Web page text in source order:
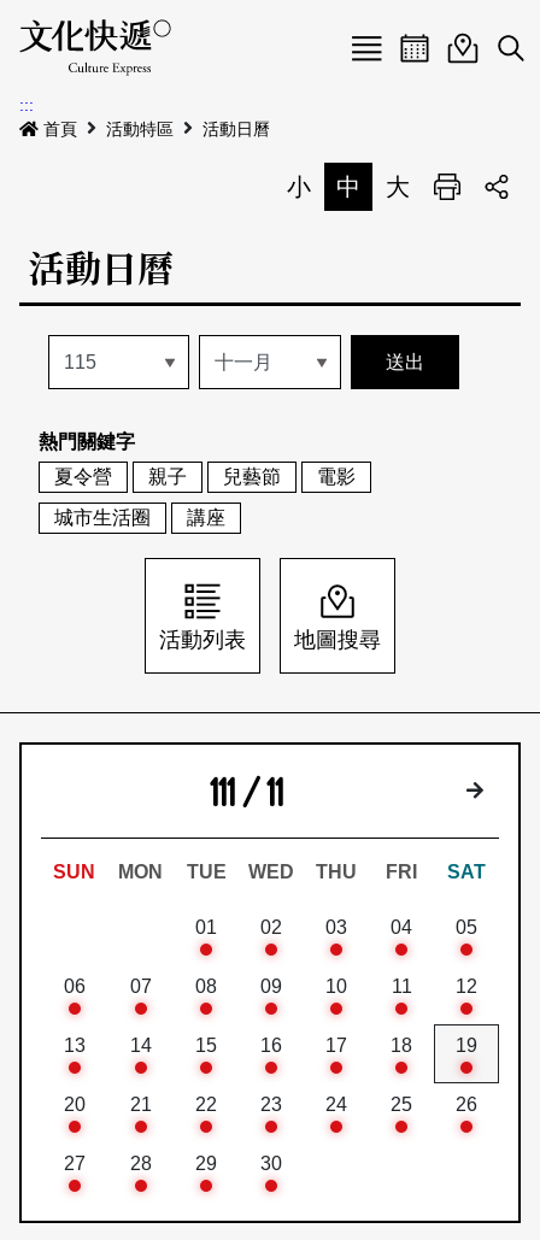
Menu
最新公告
本期專題
歷史專題
活動特區
活動列表
地圖搜尋
關於我們
關於我們
刊物索取地點
會員基本資料
刊登活動
網站導覽 English
日本語 登入/註冊
活動日曆活動地圖
展
:::
首頁
活動特區 活動日曆
小 中 大 列印
活動日曆
熱門關鍵字
夏令營
親子 兒藝節
電影
城市生活圈
講座
活動列表 地圖搜尋
111 / 11 下個月
SUN MON TUE WED THU FRI SAT
01 02 03 04 05
06 07 08 09 10 11 12
13 14 15 16 17 18 19
20 21 22 23 24 25 26
27 28 29 30